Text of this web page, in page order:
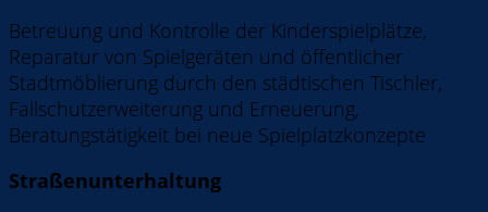
Betreuung und Kontrolle der Kinderspielplätze,
Reparatur von Spielgeräten und öffentlicher
Stadtmöblierung durch den städtischen Tischler,
Fallschutzerweiterung und Erneuerung,
Beratungstätigkeit bei neue Spielplatzkonzepte
Straßenunterhaltung